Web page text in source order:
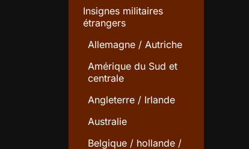
Insignes militaires
étrangers
Allemagne / Autriche
Amérique du Sud et
centrale
Angleterre / Irlande
Australie
Belgique / hollande /